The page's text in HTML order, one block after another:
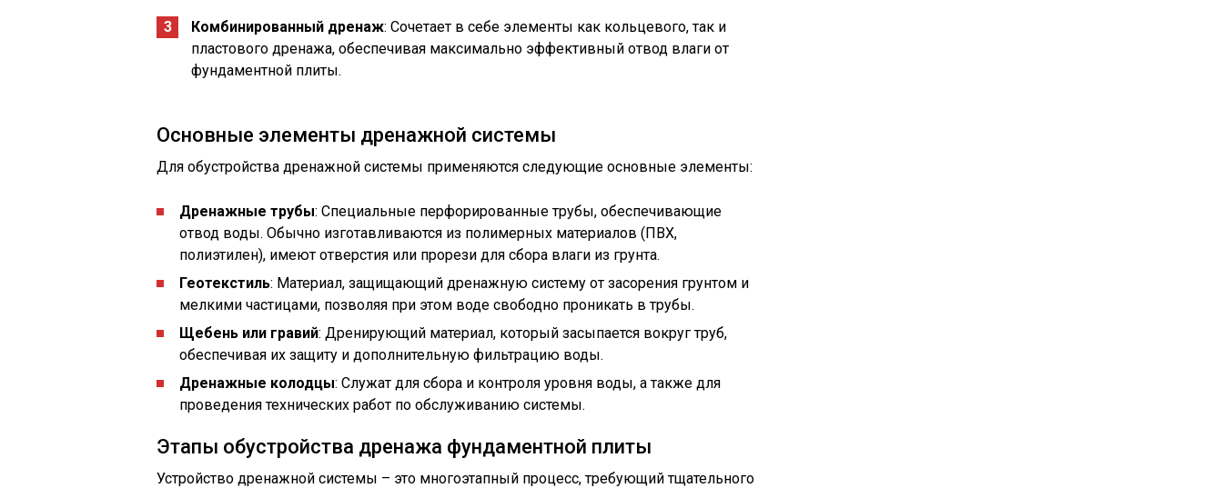
Комбинированный дренаж: Сочетает в себе элементы как кольцевого, так и
пластового дренажа, обеспечивая максимально эффективный отвод влаги от
фундаментной плиты.
Основные элементы дренажной системы
Для обустройства дренажной системы применяются следующие основные элементы:
Дренажные трубы: Специальные перфорированные трубы, обеспечивающие
отвод воды. Обычно изготавливаются из полимерных материалов (ПВХ,
полиэтилен), имеют отверстия или прорези для сбора влаги из грунта.
Геотекстиль: Материал, защищающий дренажную систему от засорения грунтом и
мелкими частицами, позволяя при этом воде свободно проникать в трубы.
Щебень или гравий: Дренирующий материал, который засыпается вокруг труб,
обеспечивая их защиту и дополнительную фильтрацию воды.
Дренажные колодцы: Служат для сбора и контроля уровня воды, а также для
проведения технических работ по обслуживанию системы.
Этапы обустройства дренажа фундаментной плиты
Устройство дренажной системы – это многоэтапный процесс, требующий тщательного